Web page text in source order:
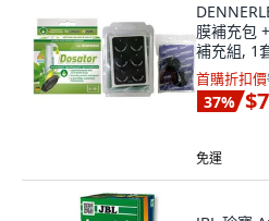
膜補充包
補充組, 1
首購折扣價
37%
免運